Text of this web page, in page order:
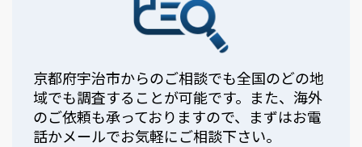
京都府宇治市からのご相談でも全国のどの地
域でも調査することが可能です。また、海外
のご依頼も承っておりますので、まずはお電
話かメールでお気軽にご相談下さい。